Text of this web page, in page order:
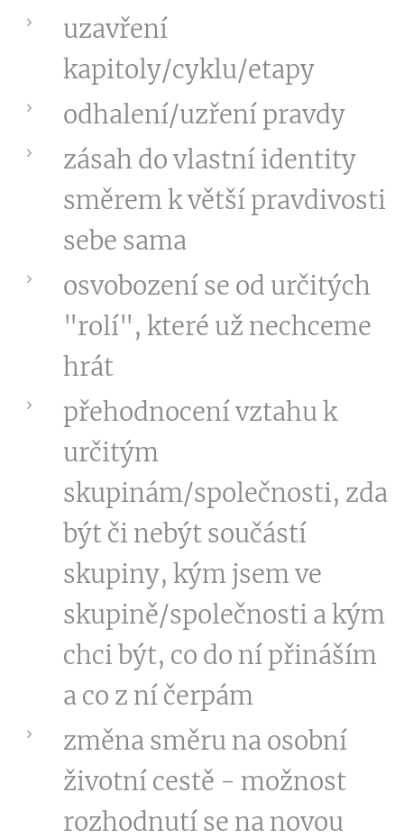
uzavření
kapitoly/cyklu/etapy
odhalení/uzření pravdy
zásah do vlastní identity
směrem k větší pravdivosti
sebe sama
osvobození se od určitých
"rolí", které už nechceme
hrát
přehodnocení vztahu k
určitým
skupinám/společnosti, zda
být či nebýt součástí
skupiny, kým jsem ve
skupině/společnosti a kým
chci být, co do ní přináším
a co z ní čerpám
změna směru na osobní
životní cestě - možnost
rozhodnutí se na novou